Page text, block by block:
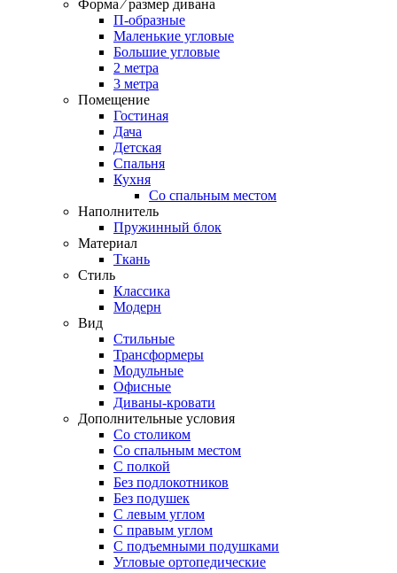
Форма ⁄ размер дивана
П-образные
Маленькие угловые
Большие угловые
2 метра
3 метра
Помещение
Гостиная
Дача
Детская
Спальня
Кухня
Со спальным местом
Наполнитель
Пружинный блок
Материал
Ткань
Стиль
Классика
Модерн
Вид
Стильные
Трансформеры
Модульные
Офисные
Диваны-кровати
Дополнительные условия
Со столиком
Со спальным местом
С полкой
Без подлокотников
Без подушек
C левым углом
C правым углом
С подъемными подушками
Угловые ортопедические